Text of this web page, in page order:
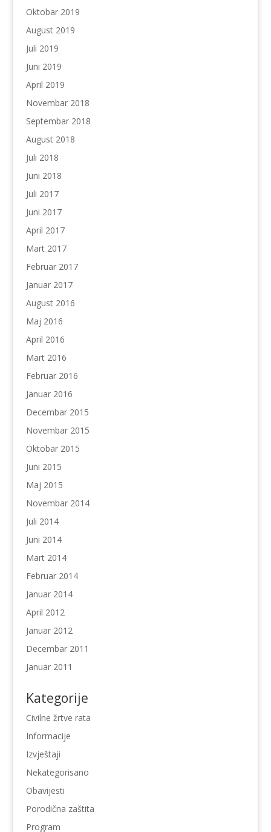
Oktobar 2019
August 2019
Juli 2019
Juni 2019
April 2019
Novembar 2018
Septembar 2018
August 2018
Juli 2018
Juni 2018
Juli 2017
Juni 2017
April 2017
Mart 2017
Februar 2017
Januar 2017
August 2016
Maj 2016
April 2016
Mart 2016
Februar 2016
Januar 2016
Decembar 2015
Novembar 2015
Oktobar 2015
Juni 2015
Maj 2015
Novembar 2014
Juli 2014
Juni 2014
Mart 2014
Februar 2014
Januar 2014
April 2012
Januar 2012
Decembar 2011
Januar 2011
Kategorije
Civilne žrtve rata
Informacije
Izvještaji
Nekategorisano
Obavijesti
Porodična zaštita
Program